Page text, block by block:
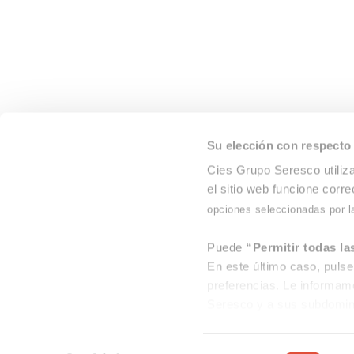
Su elección con
Cies Grupo Seresco
el sitio web funcione
opciones seleccionadas por
Puede “Permitir todas
En este último caso,
preferencias. Le